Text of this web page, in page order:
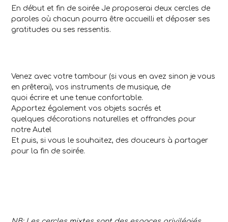
En début et fin de soirée Je proposerai deux cercles de
paroles où chacun pourra être accueilli et déposer ses
gratitudes ou ses ressentis.
Venez avec votre tambour (si vous en avez sinon je vous
en prêterai), vos instruments de musique, de
quoi écrire et une tenue confortable.
Apportez également vos objets sacrés et
quelques décorations naturelles et offrandes pour
notre Autel
Et puis, si vous le souhaitez, des douceurs à partager
pour la fin de soirée.